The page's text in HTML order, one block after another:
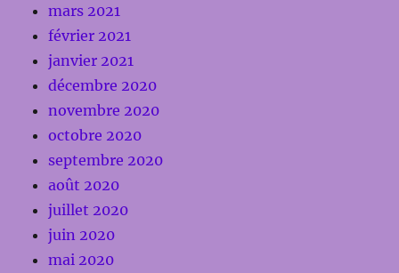
mars 2021
février 2021
janvier 2021
décembre 2020
novembre 2020
octobre 2020
septembre 2020
août 2020
juillet 2020
juin 2020
mai 2020